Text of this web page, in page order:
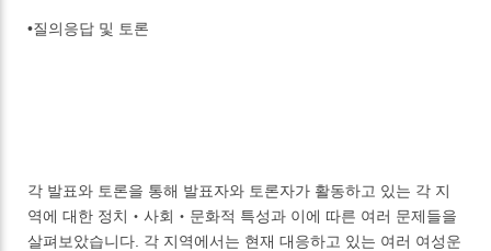
•질의응답 및 토론
각 발표와 토론을 통해 발표자와 토론자가 활동하고 있는 각 지
역에 대한 정치‧사회‧문화적 특성과 이에 따른 여러 문제들을
살펴보았습니다. 각 지역에서는 현재 대응하고 있는 여러 여성운